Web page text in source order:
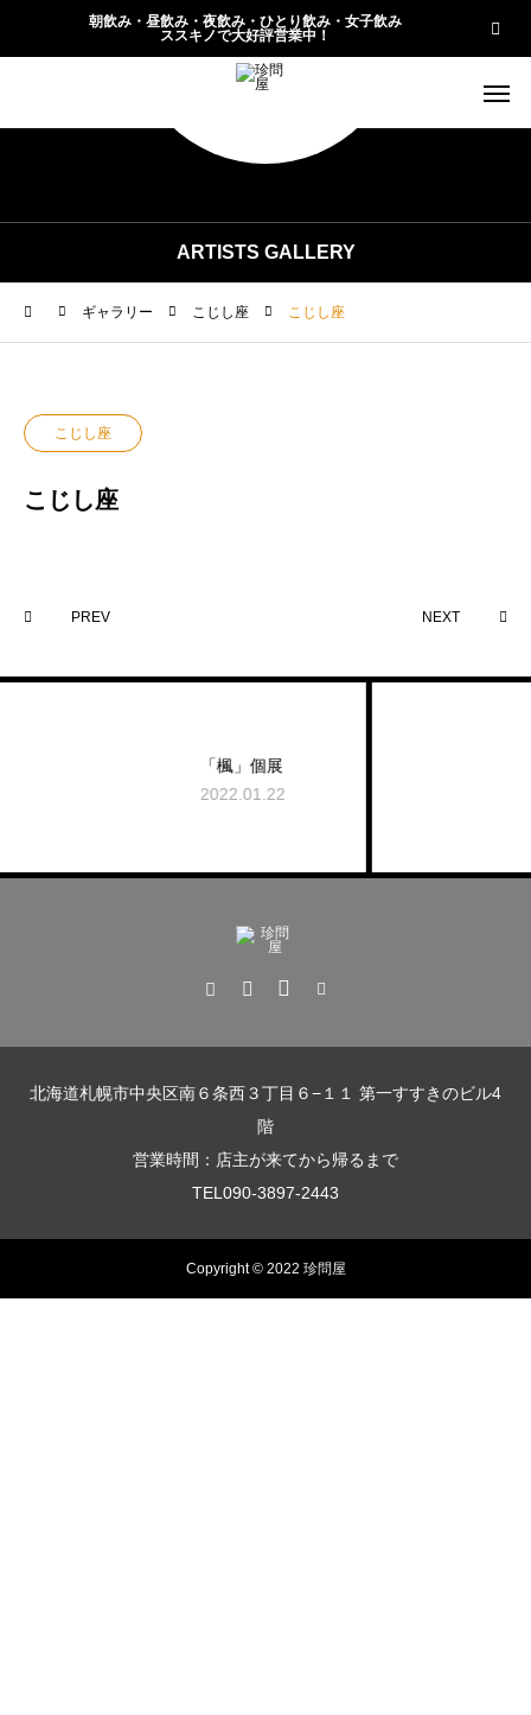
朝飲み・昼飲み・夜飲み・ひとり飲み・女子飲み
ススキノで大好評営業中！
ARTISTS GALLERY
ギャラリー こじし座 こじし座
こじし座
こじし座
PREV NEXT
北海道札幌市中央区南６条西３丁目６−１１ 第一すすきのビル4
階
営業時間：店主が来てから帰るまで
TEL090-3897-2443
Copyright © 2022 珍問屋